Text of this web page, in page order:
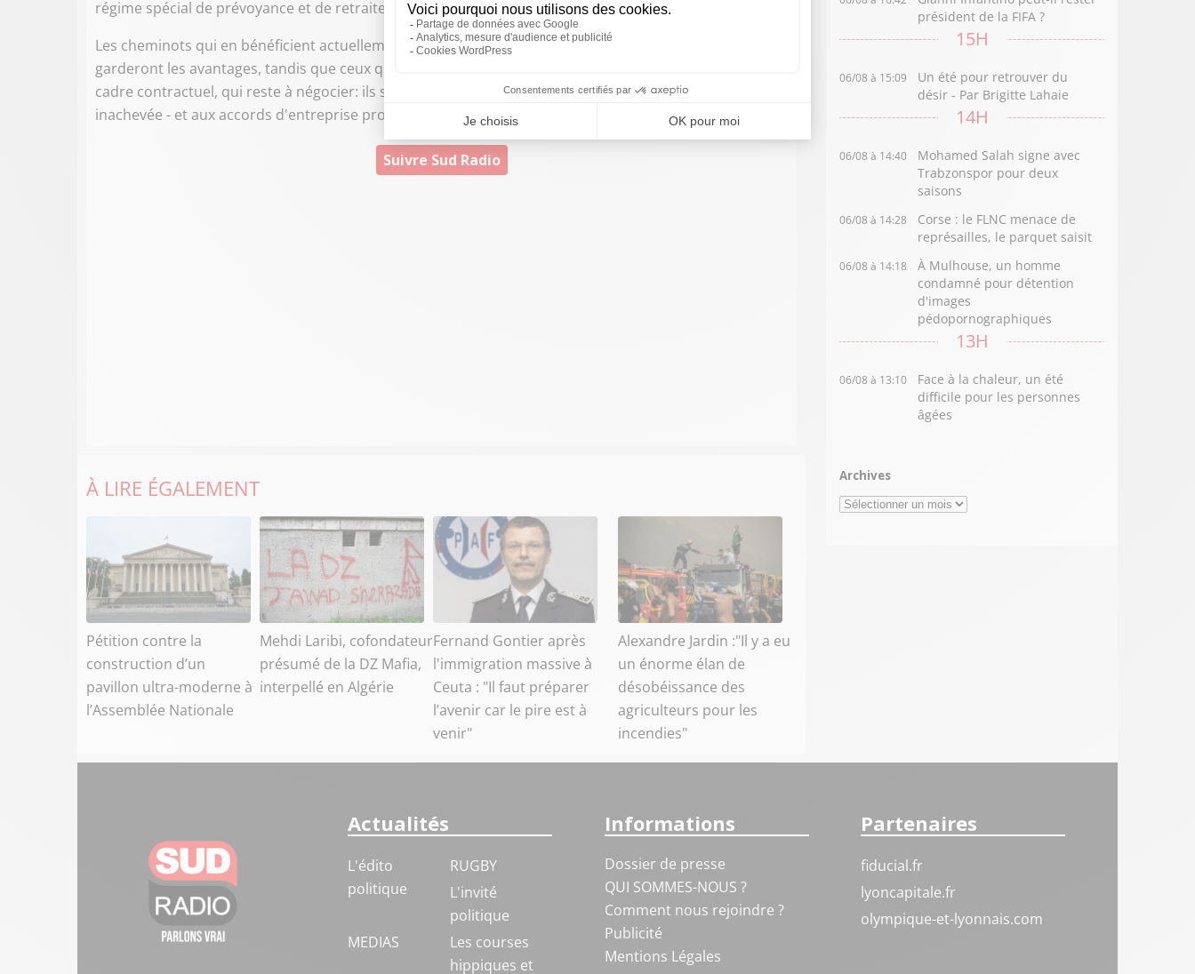
régime spécial de prévoyance et de retraite.
Les cheminots qui en bénéficient actuellement, et les nouveaux arrivants jusqu'à la fin 2019, en
garderont les avantages, tandis que ceux qui seront embauchés à partir de 2020 le seront dans un
cadre contractuel, qui reste à négocier: ils seront soumis à la convention collective - qui est encore
inachevée - et aux accords d'entreprise propres à la SNCF.
Suivre Sud Radio
À LIRE ÉGALEMENT
Pétition contre la
construction d’un
pavillon ultra-moderne à
l’Assemblée Nationale
Mehdi Laribi, cofondateur
présumé de la DZ Mafia,
interpellé en Algérie
Fernand Gontier après
l'immigration massive à
Ceuta : "Il faut préparer
l’avenir car le pire est à
venir"
Alexandre Jardin :"Il y a eu
un énorme élan de
désobéissance des
agriculteurs pour les
incendies"
président de la FIFA ?
15H
06/08 à 15:09
Un été pour retrouver du
désir - Par Brigitte Lahaie
14H
06/08 à 14:40
Mohamed Salah signe avec
Trabzonspor pour deux
saisons
06/08 à 14:28
Corse : le FLNC menace de
représailles, le parquet saisit
06/08 à 14:18
À Mulhouse, un homme
condamné pour détention
d'images
pédopornographiques
13H
06/08 à 13:10
Face à la chaleur, un été
difficile pour les personnes
âgées
Archives
Archives
Actualités
L'édito
politique
RUGBY
L'invité
politique
MEDIAS
Les courses
hippiques et
Informations
Dossier de presse
QUI SOMMES-NOUS ?
Comment nous rejoindre ?
Publicité
Mentions Légales
Partenaires
fiducial.fr
lyoncapitale.fr
olympique-et-lyonnais.com